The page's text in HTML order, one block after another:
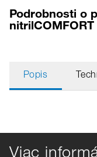
Podrobnosti o
nitrilCOMFORT
Popis